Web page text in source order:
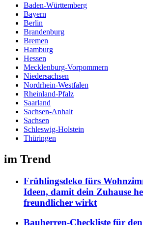
Baden-Württemberg
Bayern
Berlin
Brandenburg
Bremen
Hamburg
Hessen
Mecklenburg-Vorpommern
Niedersachsen
Nordrhein-Westfalen
Rheinland-Pfalz
Saarland
Sachsen-Anhalt
Sachsen
Schleswig-Holstein
Thüringen
im Trend
Frühlingsdeko fürs
Ideen, damit dein Zuhause
freundlicher wirkt
Bauherren-Checkliste für